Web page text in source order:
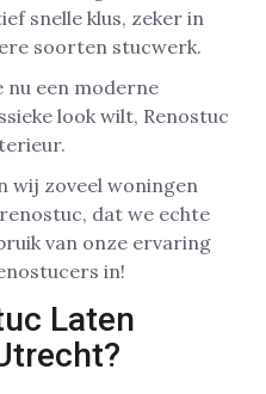
snelle klus, zeker in
soorten stucwerk.
nu een moderne
look wilt, Renostuc
wij zoveel woningen
dat we echte
van onze ervaring
in!
Laten